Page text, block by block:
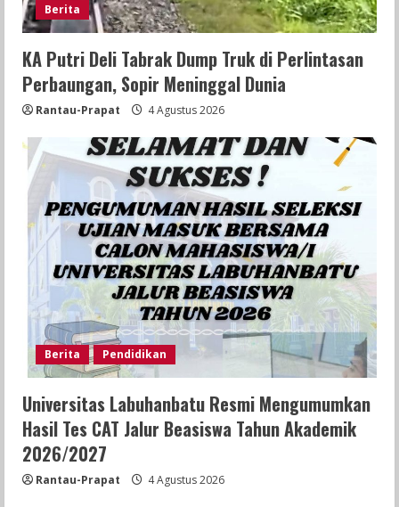
Berita
KA Putri Deli Tabrak Dump Truk di Perlintasan
Perbaungan, Sopir Meninggal Dunia
Rantau-Prapat 4 Agustus 2026
Berita Pendidikan
Universitas Labuhanbatu Resmi Mengumumkan
Hasil Tes CAT Jalur Beasiswa Tahun Akademik
2026/2027
Rantau-Prapat 4 Agustus 2026